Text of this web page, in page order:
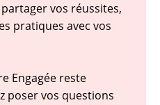
vos réussites,
pratiques avec vos
Engagée reste
poser vos questions